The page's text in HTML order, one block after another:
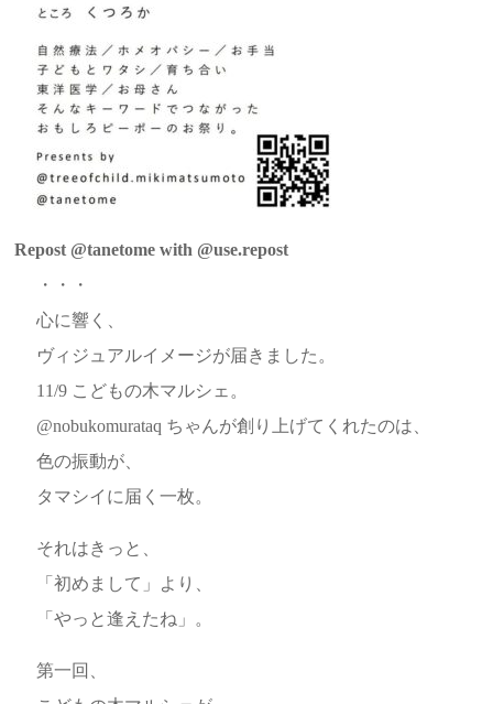
Repost @tanetome with @use.repost
・・・
心に響く、
ヴィジュアルイメージが届きました。
11/9 こどもの木マルシェ。
@nobukomurataq ちゃんが創り上げてくれたのは、
色の振動が、
タマシイに届く一枚。
それはきっと、
「初めまして」より、
「やっと逢えたね」。
第一回、